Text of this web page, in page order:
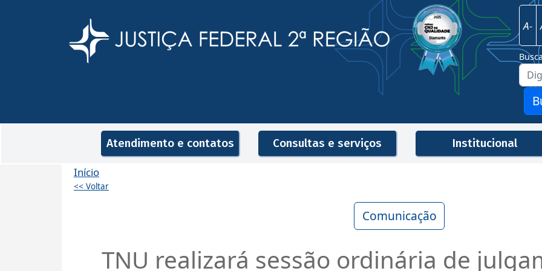
Justiça Federal - 2ª Região
Imagem
A-
Navegação principal
Atendimento e contatos Consultas e serviços Institucional
Início
<< Voltar
Comunicação
TNU realizará sessão ordinária de